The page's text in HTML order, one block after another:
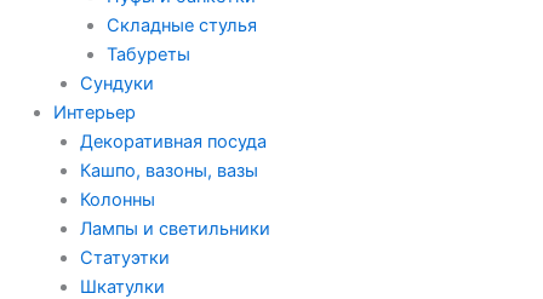
Складные стулья
Табуреты
Сундуки
Интерьер
Декоративная посуда
Кашпо, вазоны, вазы
Колонны
Лампы и светильники
Статуэтки
Шкатулки